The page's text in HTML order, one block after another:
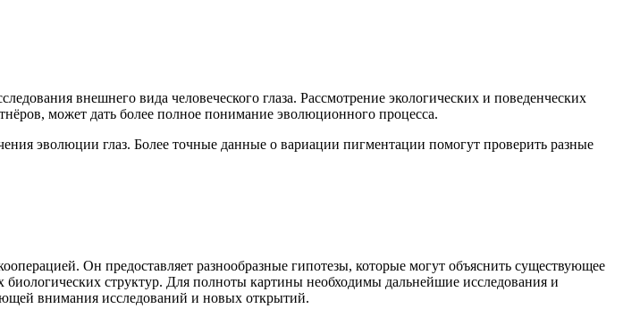
внешнего вида человеческого глаза. Рассмотрение экологических и поведенческих
может дать более полное понимание эволюционного процесса.
эволюции глаз. Более точные данные о вариации пигментации помогут проверить разные
Он предоставляет разнообразные гипотезы, которые могут объяснить существующее
структур. Для полноты картины необходимы дальнейшие исследования и
внимания исследований и новых открытий.